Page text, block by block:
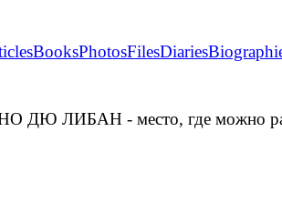
BooksPhotosFilesDiaries
ЛИБАН - место, где можно